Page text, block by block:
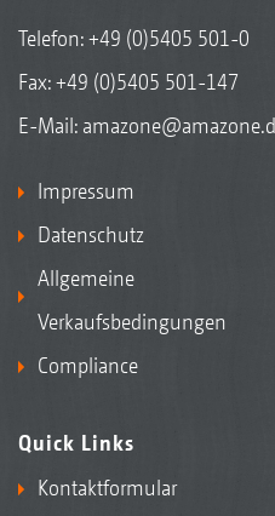
Telefon:+49 (0)5405 501-0
Fax: +49 (0)5405 501-147
E-Mail:
Impressum
Datenschutz
Allgemeine
Verkaufsbedingungen
Compliance
Quick Links
Kontaktformular